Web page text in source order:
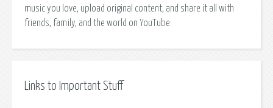
music you love, upload original content, and share it all with
friends, family, and the world on YouTube.
Links to Important Stuff